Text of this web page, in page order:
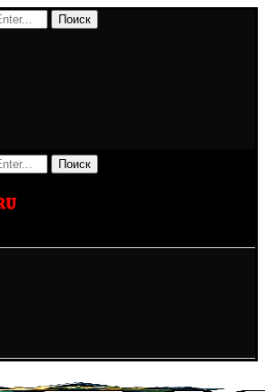
Поиск
Поиск